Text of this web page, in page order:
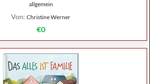
allgemein
Von: Christine Werner
€0